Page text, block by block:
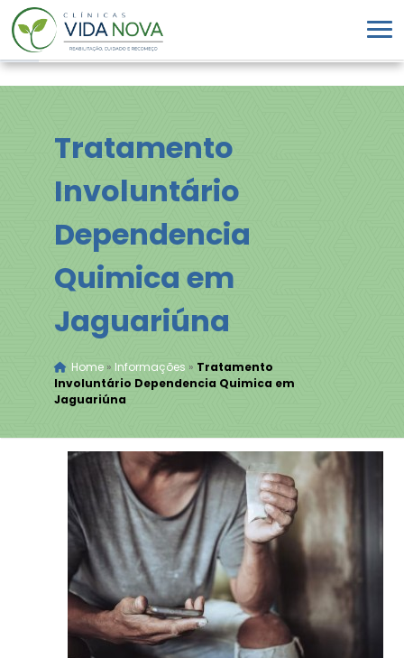
Tratamento
Involuntário
Dependencia
Quimica em
Jaguariúna
Home» Informações » Tratamento
Involuntário Dependencia Quimica em
Jaguariúna